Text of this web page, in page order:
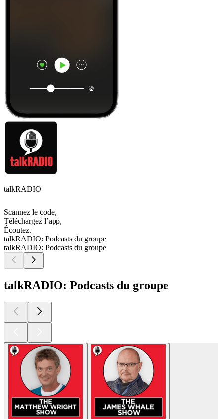
talkRADIO
Scannez le code,
Téléchargez l’app,
Écoutez.
talkRADIO: Podcasts du groupe
talkRADIO: Podcasts du groupe
talkRADIO: Podcasts du groupe